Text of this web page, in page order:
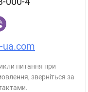
ua.com
питання при
зверніться за